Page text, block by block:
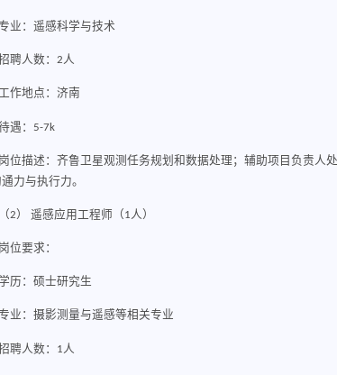
业：遥感科学与技术
聘人数：2人
作地点：济南
遇： 5-7k
位描述：齐鲁卫星观测任务规划和数据处理；辅助项目负责人
力与执行力。
2）遥感应用工程师（1人）
位要求：
历：硕士研究生
业：摄影测量与遥感等相关专业
聘人数： 1人